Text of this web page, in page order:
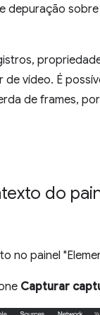
depuração
vídeo. É
de frames,
do
no painel
Capturar